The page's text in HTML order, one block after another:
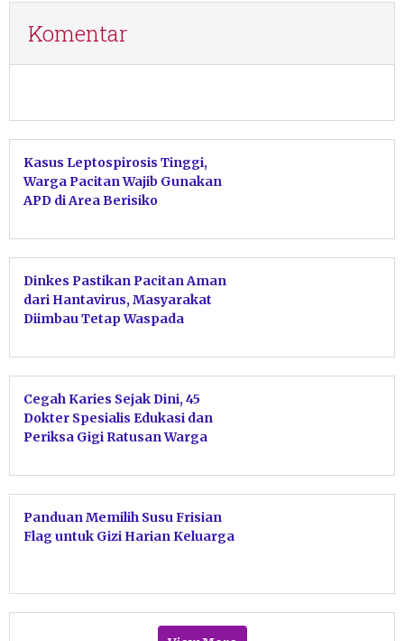
Komentar
Kasus Leptospirosis Tinggi,
Warga Pacitan Wajib Gunakan
APD di Area Berisiko
Dinkes Pastikan Pacitan Aman
dari Hantavirus, Masyarakat
Diimbau Tetap Waspada
Cegah Karies Sejak Dini, 45
Dokter Spesialis Edukasi dan
Periksa Gigi Ratusan Warga
Panduan Memilih Susu Frisian
Flag untuk Gizi Harian Keluarga